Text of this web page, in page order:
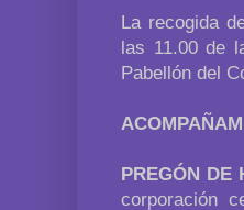
La recogida
las 11.00 de
Pabellón del
PREGÓN DE
corporación